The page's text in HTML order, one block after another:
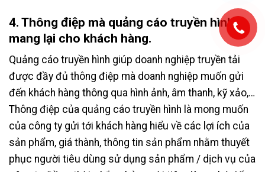
4. Thông điệp mà quảng cáo truyền hình
mang lại cho khách hàng.
Quảng cáo truyền hình giúp doanh nghiệp truyền tải
được đầy đủ thông điệp mà doanh nghiệp muốn gửi
đến khách hàng thông qua hình ảnh, âm thanh, kỹ xảo,…
Thông điệp của quảng cáo truyền hình là mong muốn
của công ty gửi tới khách hàng hiểu về các lợi ích của
sản phẩm, giá thành, thông tin sản phẩm nhằm thuyết
phục người tiêu dùng sử dụng sản phẩm / dịch vụ của